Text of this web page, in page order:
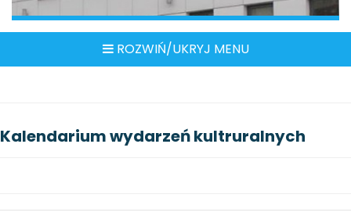
ROZWIŃ/UKRYJ MENU
Kalendarium wydarzeń kultruralnych